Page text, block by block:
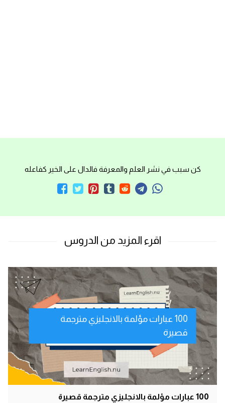
كن سبب في نشر العلم والمعرفة فالدال على الخير كفاعله
100 عبارات مؤلمة بالانجليزي مترجمة
قصيرة
100 عبارات مؤلمة بالانجليزي مترجمة قصيرة